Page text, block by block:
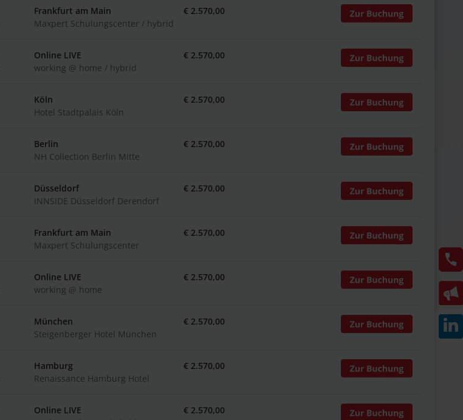
Frankfurt am Main
Maxpert Schulungscenter / hybrid
€ 2.570,00
Online LIVE
working @ home / hybrid
€ 2.570,00
Köln
Hotel Stadtpalais Köln
€ 2.570,00
Berlin
NH Collection Berlin Mitte
€ 2.570,00
Düsseldorf
INNSIDE Düsseldorf Derendorf
€ 2.570,00
Frankfurt am Main
Maxpert Schulungscenter
€ 2.570,00
Online LIVE
working @ home
€ 2.570,00
München
Steigenberger Hotel München
€ 2.570,00
Hamburg
Renaissance Hamburg Hotel
€ 2.570,00
Online LIVE
€ 2.570,00